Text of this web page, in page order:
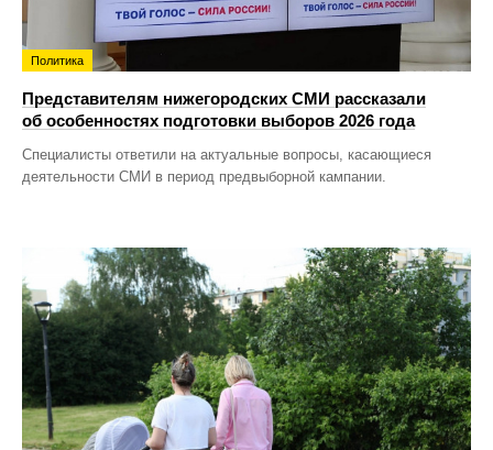
Политика
Представителям нижегородских СМИ рассказали
об особенностях подготовки выборов 2026 года
Специалисты ответили на актуальные вопросы, касающиеся
деятельности СМИ в период предвыборной кампании.